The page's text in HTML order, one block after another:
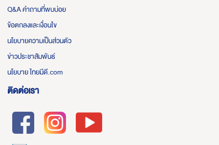
Q&A คำถามที่พบบ่อย
ข้อตกลงและเงื่อนไข
นโยบายความเป็นส่วนตัว
ข่าวประชาสัมพันธ์
นโยบาย ไทยมีดี.com
ติดต่อเรา